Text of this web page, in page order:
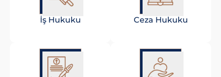
İş Hukuku Ceza Hukuku